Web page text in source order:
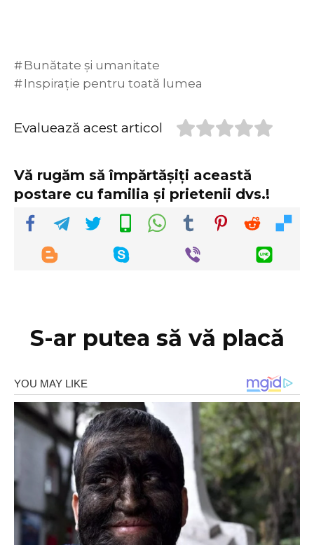
Bunătate și umanitate
Inspirație pentru toată lumea
Evaluează acest articol
Vă rugăm să împărtășiți această
postare cu familia și prietenii dvs.!
S-ar putea să vă placă